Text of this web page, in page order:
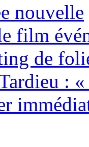
nouvelle
film
de
: «